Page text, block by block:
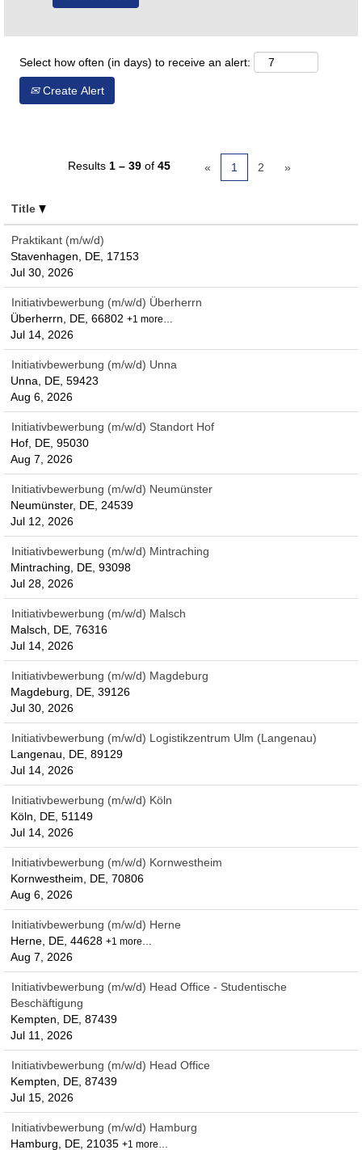
Select how often (in days) to receive an alert:
Create Alert
Results 1 – 39of 45 « 1 2 »
Title
Praktikant (m/w/d)
Stavenhagen, DE, 17153
Jul 30, 2026
Initiativbewerbung (m/w/d) Überherrn
Überherrn, DE, 66802 +1 more…
Jul 14, 2026
Initiativbewerbung (m/w/d) Unna
Unna, DE, 59423
Aug 6, 2026
Initiativbewerbung (m/w/d) Standort Hof
Hof, DE, 95030
Aug 7, 2026
Initiativbewerbung (m/w/d) Neumünster
Neumünster, DE, 24539
Jul 12, 2026
Initiativbewerbung (m/w/d) Mintraching
Mintraching, DE, 93098
Jul 28, 2026
Initiativbewerbung (m/w/d) Malsch
Malsch, DE, 76316
Jul 14, 2026
Initiativbewerbung (m/w/d) Magdeburg
Magdeburg, DE, 39126
Jul 30, 2026
Initiativbewerbung (m/w/d) Logistikzentrum Ulm (Langenau)
Langenau, DE, 89129
Jul 14, 2026
Initiativbewerbung (m/w/d) Köln
Köln, DE, 51149
Jul 14, 2026
Initiativbewerbung (m/w/d) Kornwestheim
Kornwestheim, DE, 70806
Aug 6, 2026
Initiativbewerbung (m/w/d) Herne
Herne, DE, 44628 +1 more…
Aug 7, 2026
Initiativbewerbung (m/w/d) Head Office - Studentische
Beschäftigung
Kempten, DE, 87439
Jul 11, 2026
Initiativbewerbung (m/w/d) Head Office
Kempten, DE, 87439
Jul 15, 2026
Initiativbewerbung (m/w/d) Hamburg
Hamburg, DE, 21035 +1 more…